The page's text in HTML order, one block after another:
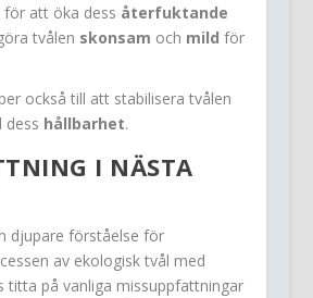
för att öka dess återfuktande
tvålen skonsam och mild för
också till att stabilisera tvålen
dess hållbarhet.
I NÄSTA
djupare förståelse för
av ekologisk tvål med
titta på vanliga missuppfattningar